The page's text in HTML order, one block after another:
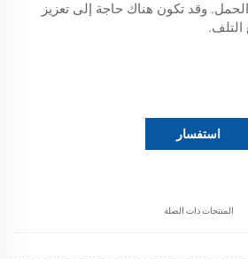
وقد تكون هناك حاجة إلى تعزيز
استفسار
المنتجات ذات الصلة